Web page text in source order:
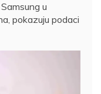
u
pokazuju podaci